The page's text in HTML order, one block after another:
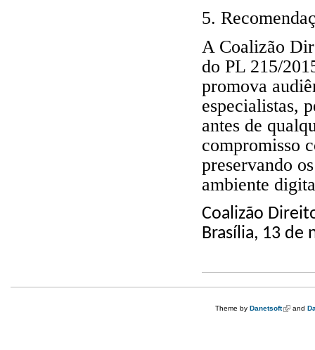
5.
A Coalizão
do PL 215/
promova
especialistas,
antes de
compromisso
preservando
ambiente
Coalizão
Brasília, 13 de
Theme by Danetsoft(link is
and